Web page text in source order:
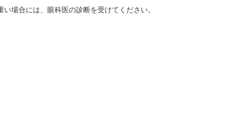
場合には、眼科医の診断を受けてください。